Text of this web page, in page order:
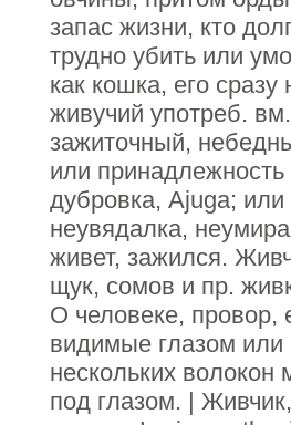
запас жизни, кто
трудно убить или
как кошка, его
живучий употреб.
зажиточный,
или
дубровка, Ajuga;
неувядалка,
живет, зажился.
щук, сомов и пр.
О человеке, провор,
видимые глазом
нескольких
под глазом. |